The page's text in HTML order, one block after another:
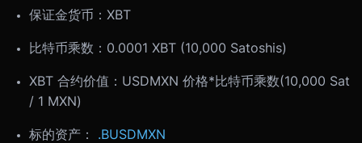
保证金货币：XBT
比特币乘数：0.0001 XBT (10,000 Satoshis)
XBT 合约价值：USDMXN 价格*比特币乘数(10,000 Sat
/ 1 MXN)
标的资产： .BUSDMXN